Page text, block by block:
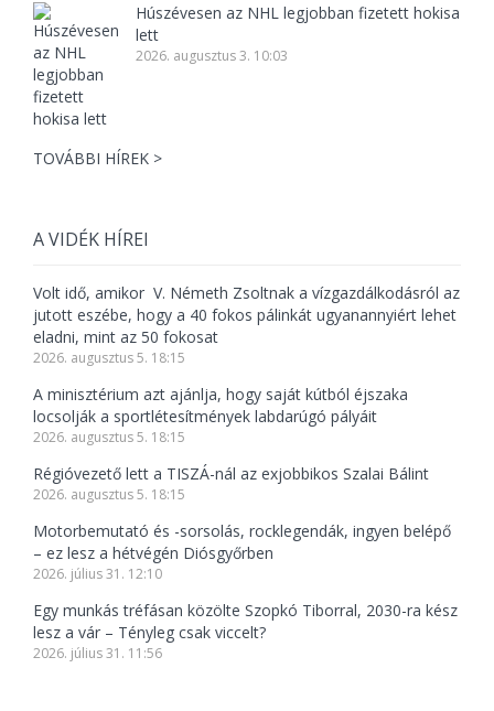
Húszévesen az NHL legjobban fizetett hokisa
lett
2026. augusztus 3. 10:03
TOVÁBBI HÍREK >
A VIDÉK HÍREI
Volt idő, amikor V. Németh Zsoltnak a vízgazdálkodásról az
jutott eszébe, hogy a 40 fokos pálinkát ugyanannyiért lehet
eladni, mint az 50 fokosat
2026. augusztus 5. 18:15
A minisztérium azt ajánlja, hogy saját kútból éjszaka
locsolják a sportlétesítmények labdarúgó pályáit
2026. augusztus 5. 18:15
Régióvezető lett a TISZÁ-nál az exjobbikos Szalai Bálint
2026. augusztus 5. 18:15
Motorbemutató és -sorsolás, rocklegendák, ingyen belépő
– ez lesz a hétvégén Diósgyőrben
2026. július 31. 12:10
Egy munkás tréfásan közölte Szopkó Tiborral, 2030-ra kész
lesz a vár – Tényleg csak viccelt?
2026. július 31. 11:56